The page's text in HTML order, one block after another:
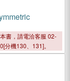
書，請電洽客服 02-
分機130、131]。